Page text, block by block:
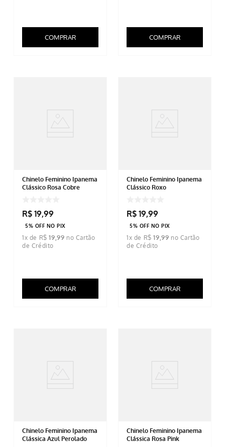
COMPRAR COMPRAR
Chinelo Feminino Ipanema
Clássico Rosa Cobre
R$ 19,99
5% OFF NO PIX
1x de R$ 19,99
COMPRAR
Chinelo Feminino Ipanema
Clássico Roxo
R$ 19,99
5% OFF NO PIX
1x de R$ 19,99
COMPRAR
Chinelo Feminino Ipanema
Clássica Azul Perolado
Chinelo Feminino Ipanema
Clássica Rosa Pink